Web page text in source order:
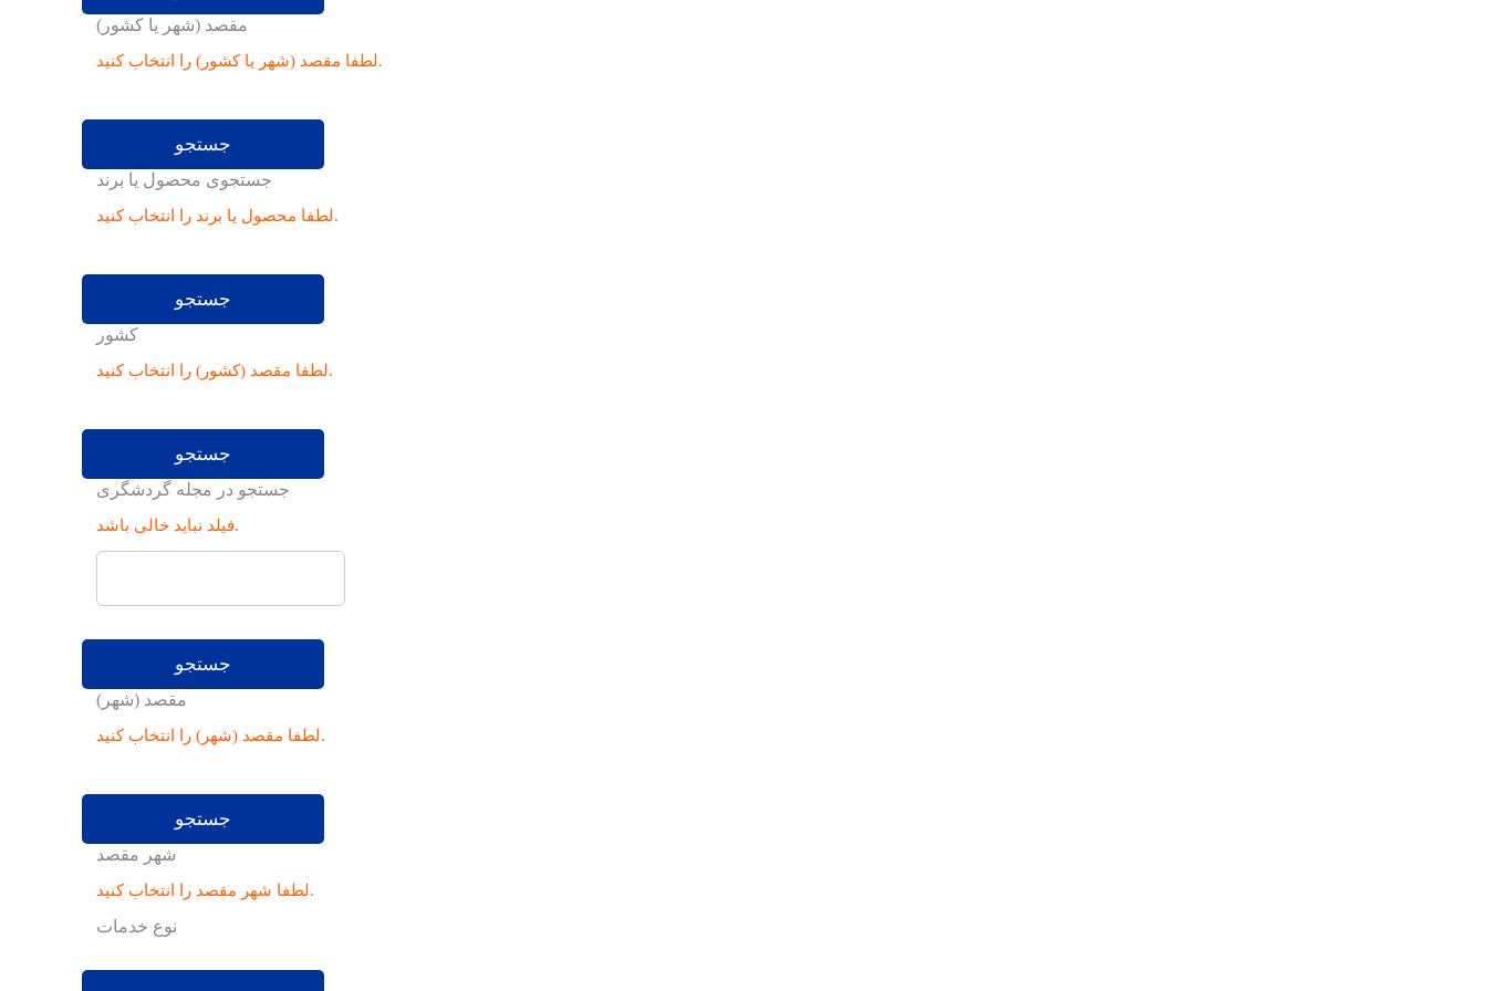
مقصد (شهر یا کشور)
لطفا مقصد (شهر یا کشور) را انتخاب کنید.
جستجو
جستجوی محصول یا برند
لطفا محصول یا برند را انتخاب کنید.
جستجو
کشور
لطفا مقصد (کشور) را انتخاب کنید.
جستجو
جستجو در مجله گردشگری
فیلد نباید خالی باشد.
جستجو
مقصد (شهر)
لطفا مقصد (شهر) را انتخاب کنید.
جستجو
شهر مقصد
لطفا شهر مقصد را انتخاب کنید.
نوع خدمات